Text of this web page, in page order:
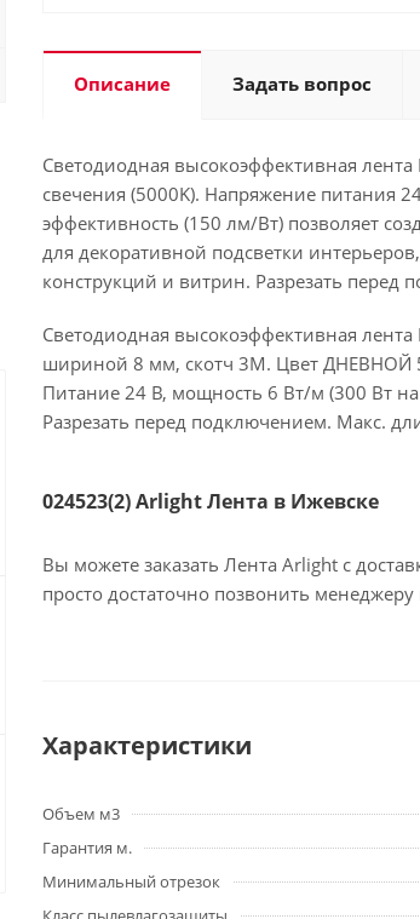
Описание Задать вопрос
Светодиодная высокоэффективная
свечения (5000K). Напряжение питания
эффективность (150 лм/Вт) позволяет
для декоративной подсветки
конструкций и витрин. Разрезать
Светодиодная высокоэффективная
шириной 8 мм, скотч 3M. Цвет ДНЕВНОЙ
Питание 24 В, мощность 6 Вт/м (300 Вт
Разрезать перед подключением. Макс.
024523(2) Arlight Лента в Ижевске
Вы можете заказать Лента Arlight с
просто достаточно позвонить
Характеристики
Объем м3
Гарантия м.
Минимальный отрезок